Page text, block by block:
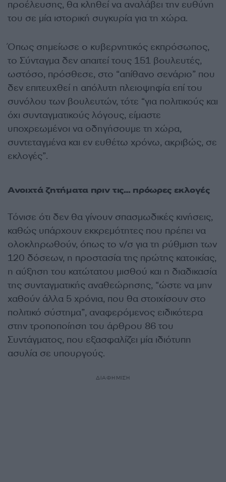
προέλευσης, θα κληθεί να αναλάβει την ευθύνη
του σε μία ιστορική συγκυρία για τη χώρα.
Όπως σημείωσε ο κυβερνητικός εκπρόσωπος,
το Σύνταγμα δεν απαιτεί τους 151 βουλευτές,
ωστόσο, πρόσθεσε, στο “απίθανο σενάριο” που
δεν επιτευχθεί η απόλυτη πλειοψηφία επί του
συνόλου των βουλευτών, τότε “για πολιτικούς και
όχι συνταγματικούς λόγους, είμαστε
υποχρεωμένοι να οδηγήσουμε τη χώρα,
συντεταγμένα και εν ευθέτω χρόνω, ακριβώς, σε
εκλογές”.
Ανοιχτά ζητήματα πριν τις… πρόωρες εκλογές
Τόνισε ότι δεν θα γίνουν σπασμωδικές κινήσεις,
καθώς υπάρχουν εκκρεμότητες που πρέπει να
ολοκληρωθούν, όπως το ν/σ για τη ρύθμιση των
120 δόσεων, η προστασία της πρώτης κατοικίας,
η αύξηση του κατώτατου μισθού και η διαδικασία
της συνταγματικής αναθεώρησης, “ώστε να μην
χαθούν άλλα 5 χρόνια, που θα στοιχίσουν στο
πολιτικό σύστημα”, αναφερόμενος ειδικότερα
στην τροποποίηση του άρθρου 86 του
Συντάγματος, που εξασφαλίζει μία ιδιότυπη
ασυλία σε υπουργούς.
ΔΙΑΦΗΜΙΣΗ